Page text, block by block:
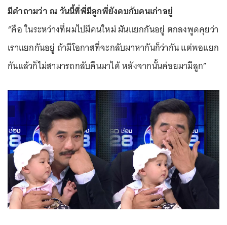
มีคำถามว่า ณ วันนี้ที่พี่มีลูกพี่ยังคบกับคนเก่าอยู่
“คือ ในระหว่างที่ผมไปมีคนใหม่ มันแยกกันอยู่ ตกลงพูดคุยว่า
เราแยกกันอยู่ ถ้ามีโอกาสที่จะกลับมาหากันก็ว่ากัน แต่พอแยก
กันแล้วก็ไม่สามารถกลับคืนมาได้ หลังจากนั้นค่อยมามีลูก”